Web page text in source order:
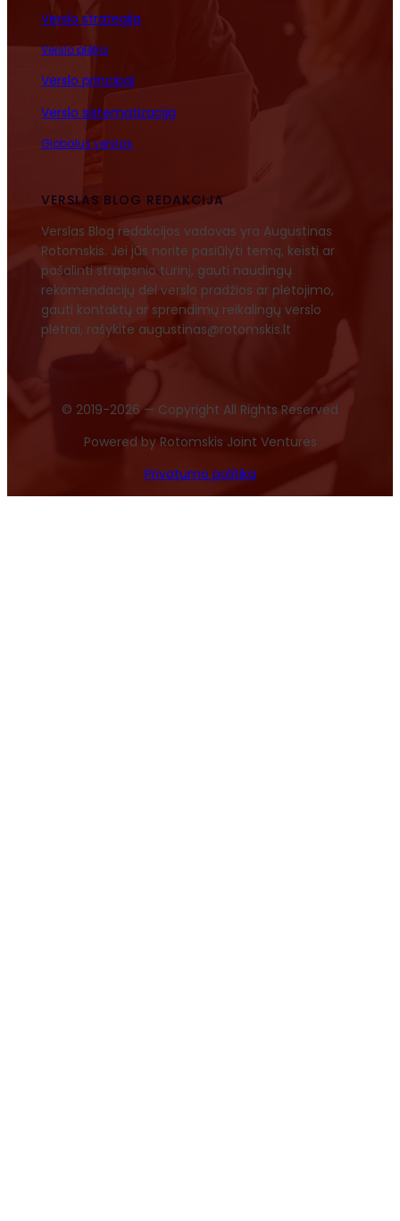
Verslo strategija
Verslo plėtra
Verslo principai
Verslo sistematizacija
Globalus verslas
VERSLAS BLOG REDAKCIJA
Verslas Blog redakcijos vadovas yra Augustinas
Rotomskis. Jei jūs norite pasiūlyti temą, keisti ar
pašalinti straipsnio turinį, gauti naudingų
rekomendacijų dėl verslo pradžios ar plėtojimo,
gauti kontaktų ar sprendimų reikalingų verslo
plėtrai, rašykite augustinas@rotomskis.lt
© 2019-2026 — Copyright All Rights Reserved
Powered by Rotomskis Joint Ventures
Privatumo politika